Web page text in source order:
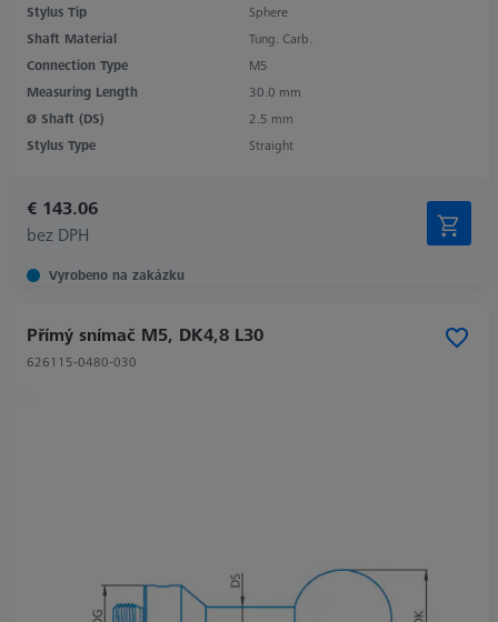
Stylus Tip
Sphere
Shaft Material
Tung. Carb.
Connection Type
M5
Measuring Length
30.0 mm
Ø Shaft (DS)
2.5 mm
Stylus Type
Straight
€ 143.06
bez DPH
Vyrobeno na zakázku
Přímý snímač M5, DK4,8 L30
626115-0480-030